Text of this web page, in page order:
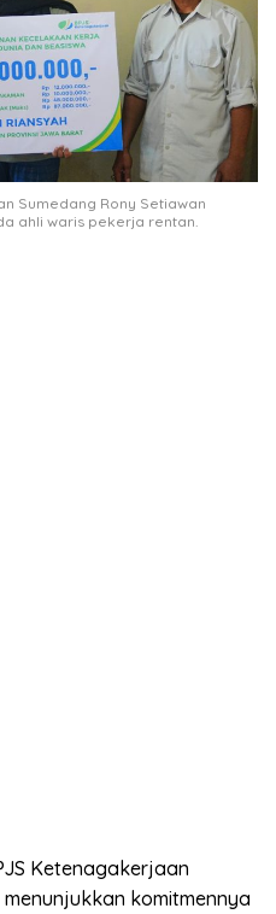
Sumedang Rony Setiawan
ahli waris pekerja rentan.
Ketenagakerjaan
komitmennya